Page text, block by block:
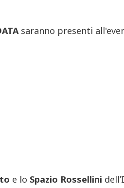
saranno presenti
e lo Spazio Rossellini